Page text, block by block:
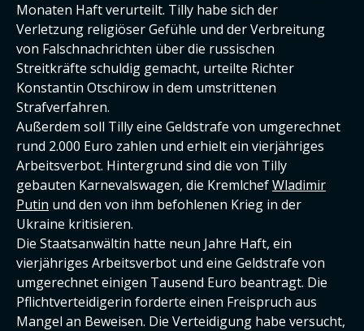
Monaten Haft verurteilt. Tilly habe sich der
Verletzung religiöser Gefühle und der Verbreitung
von Falschnachrichten über die russischen
Streitkräfte schuldig gemacht, urteilte Richter
Konstantin Otschirow in dem umstrittenen
Strafverfahren.
Außerdem soll Tilly eine Geldstrafe von umgerechnet
rund 2.000 Euro zahlen und erhielt ein vierjähriges
Arbeitsverbot. Hintergrund sind die von Tilly
gebauten Karnevalswagen, die KremlchefWladimir
Putin und den von ihm befohlenen Krieg in der
Ukraine kritisieren.
Die Staatsanwältin hatte neun Jahre Haft, ein
vierjähriges Arbeitsverbot und eine Geldstrafe von
umgerechnet einigen Tausend Euro beantragt. Die
Pflichtverteidigerin forderte einen Freispruch aus
Mangel an Beweisen. Die Verteidigung habe versucht,